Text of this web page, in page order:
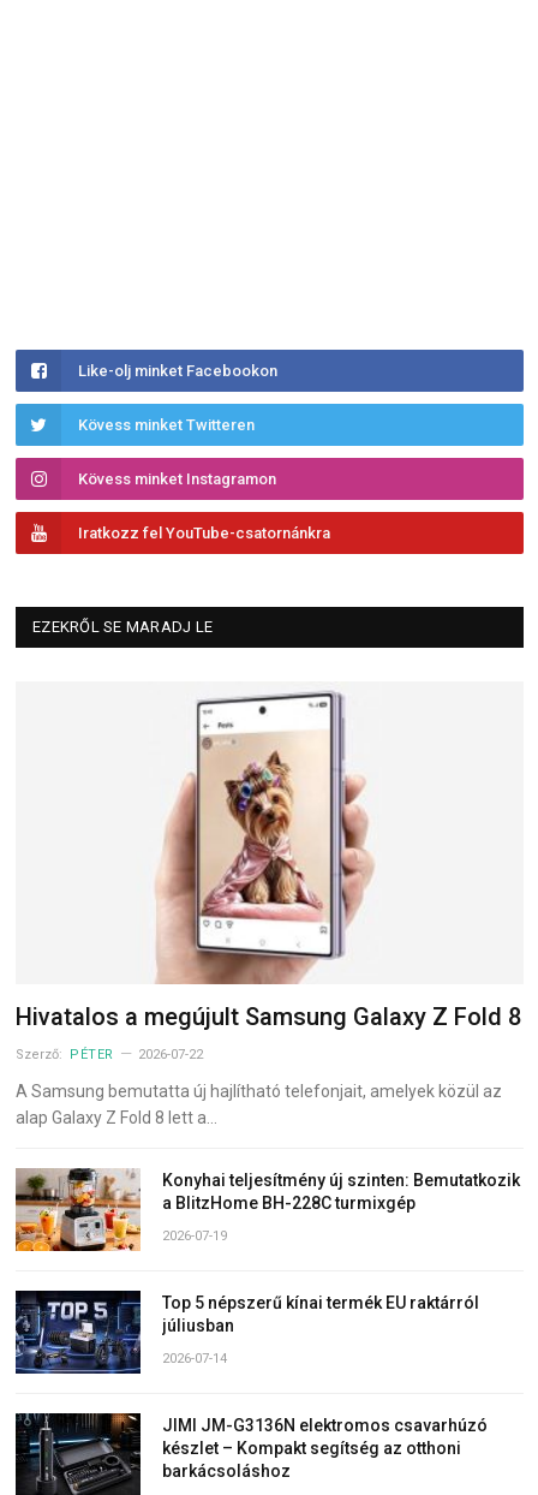
Like-olj minket Facebookon
Kövess minket Twitteren
Kövess minket Instagramon
Iratkozz fel YouTube-csatornánkra
EZEKRŐL SE MARADJ LE
Hivatalos a megújult Samsung Galaxy Z Fold 8
Szerző: PÉTER 2026-07-22
A Samsung bemutatta új hajlítható telefonjait, amelyek közül az
alap Galaxy Z Fold 8 lett a…
Konyhai teljesítmény új szinten: Bemutatkozik
a BlitzHome BH-228C turmixgép
2026-07-19
Top 5 népszerű kínai termék EU raktárról
júliusban
2026-07-14
JIMI JM-G3136N elektromos csavarhúzó
készlet – Kompakt segítség az otthoni
barkácsoláshoz